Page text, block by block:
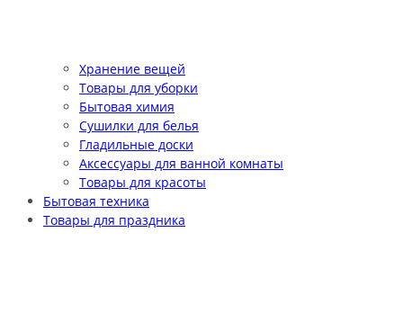
Хранение вещей
Товары для уборки
Бытовая химия
Сушилки для белья
Гладильные доски
Аксессуары для ванной комнаты
Товары для красоты
Бытовая техника
Товары для праздника